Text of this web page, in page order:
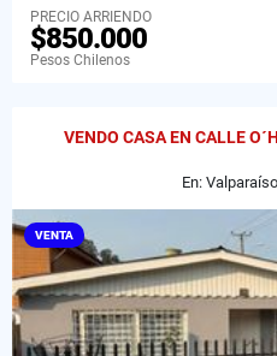
PRECIO ARRIENDO
$850.000
Pesos Chilenos
VENDO CASA EN CALLE
En:
VENTA